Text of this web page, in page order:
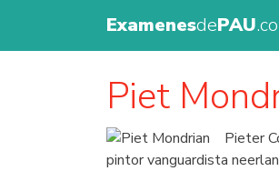
ExamenesdePAU
Piet
Pieter
pintor vanguardista